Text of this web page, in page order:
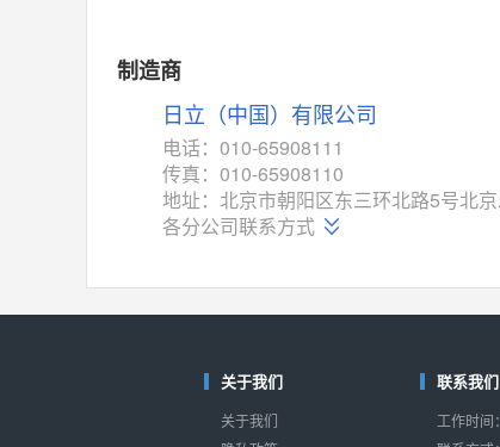
MAX14760
M74HC4852 (意法-ST)
相同功能 相似度 52%
TC4052BF (东芝-Toshiba)
ISL54233 (瑞萨-Renesas)
相似度 49%
制造商
日立（中国）有限公司
电话：010-65908111
传真：010-65908110
地址：北京市朝阳区东三环北路5号北
各分公司联系方式
关于我们
关于我们
联系我们
工作时间